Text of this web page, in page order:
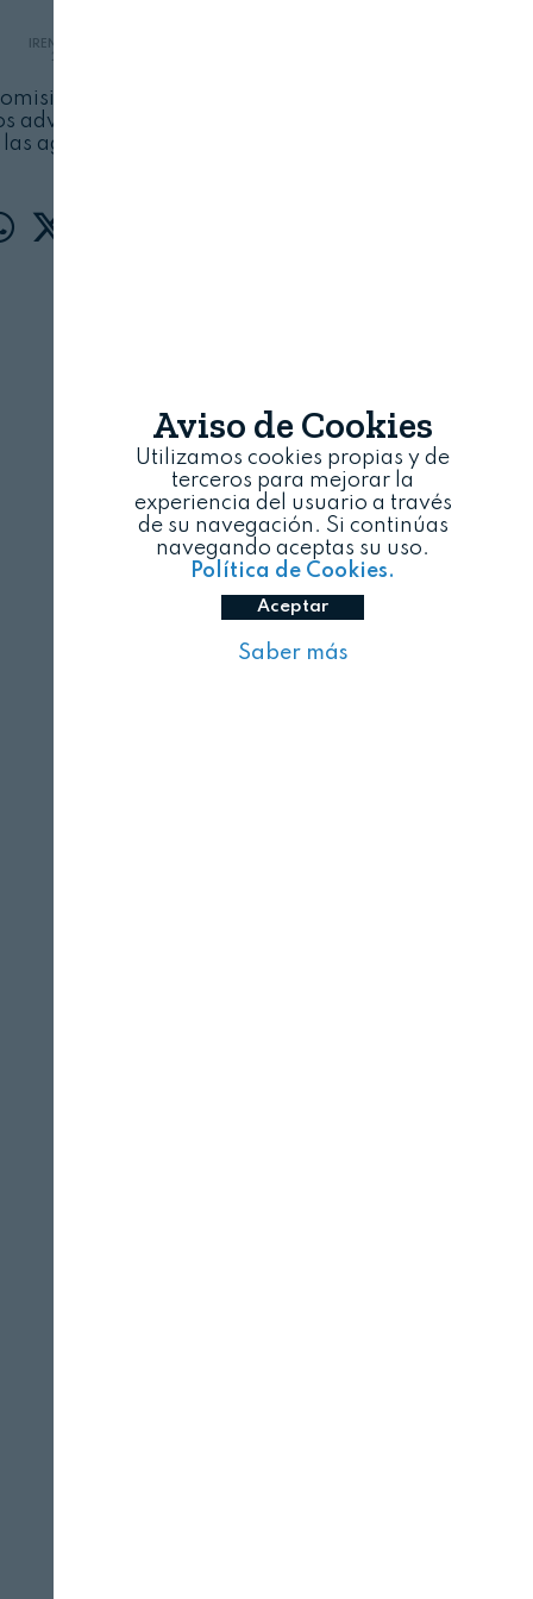
IRENE QUINTELA / BRUSELAS
Europea sobre la aplicación de la
advierte de que estos siguen contaminando
las aguas comunitarias
Aviso de Cookies
Utilizamos cookies propias y de
terceros para mejorar la
experiencia del usuario a través
de su navegación. Si continúas
navegando aceptas su uso.
Política de Cookies.
Aceptar
Saber más